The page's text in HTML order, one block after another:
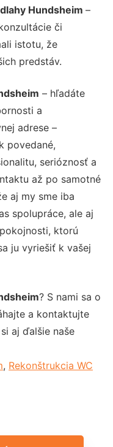
Hundsheim –
či
istotu, že
predstáv.
– hľadáte
a
adrese –
povedané,
serióznosť a
až po samotné
aj my sme iba
spolupráce, ale aj
ktorú
ju vyriešiť k vašej
? S nami sa o
a kontaktujte
aj ďalšie naše
, Rekonštrukcia WC